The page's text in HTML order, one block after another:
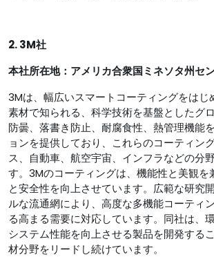
2. 3M社
本社所在地：アメリカ合衆国ミネソタ州セ
3Mは、幅広いスマートコーティングをはじ
素材で知られる、科学技術を基盤としたグ
防曇、落書き防止、耐腐食性、熱管理機能
ョンを提供しており、これらのコーティン
ス、自動車、航空宇宙、インフラなどの分
す。3Mのコーティングは、機能性と美観を
と安全性を向上させています。広範な研究
ルな流通網により、高度な多機能コーティ
る高まる需要に対応しています。同社は、
システム性能を向上させる製品を開発する
材分野をリードし続けています。